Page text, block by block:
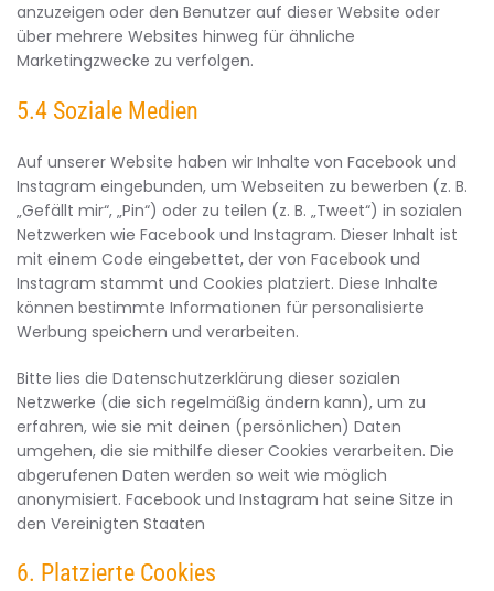
anzuzeigen oder den Benutzer auf dieser Website oder
über mehrere Websites hinweg für ähnliche
Marketingzwecke zu verfolgen.
5.4 Soziale Medien
Auf unserer Website haben wir Inhalte von Facebook und
Instagram eingebunden, um Webseiten zu bewerben (z. B.
„Gefällt mir“, „Pin“) oder zu teilen (z. B. „Tweet“) in sozialen
Netzwerken wie Facebook und Instagram. Dieser Inhalt ist
mit einem Code eingebettet, der von Facebook und
Instagram stammt und Cookies platziert. Diese Inhalte
können bestimmte Informationen für personalisierte
Werbung speichern und verarbeiten.
Bitte lies die Datenschutzerklärung dieser sozialen
Netzwerke (die sich regelmäßig ändern kann), um zu
erfahren, wie sie mit deinen (persönlichen) Daten
umgehen, die sie mithilfe dieser Cookies verarbeiten. Die
abgerufenen Daten werden so weit wie möglich
anonymisiert. Facebook und Instagram hat seine Sitze in
den Vereinigten Staaten
6. Platzierte Cookies